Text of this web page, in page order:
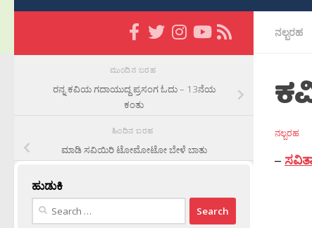
ನಲ್ಬರಹ
ನಲ್ಬರಹ
–
ಮುಂದಿನ ಬರಹ
ರನ್ನ ಕವಿಯ ಗದಾಯುದ್ದ ಪ್ರಸಂಗ ಓದು – 13ನೆಯ
ಕಂತು
ಹಿಂದಿನ ಬರಹ
ಮಾಡಿ ಸವಿಯಿರಿ ಟೋಮೋಟೋ ಬೇಳೆ ಬಾತು
ಹುಡುಕಿ
Search